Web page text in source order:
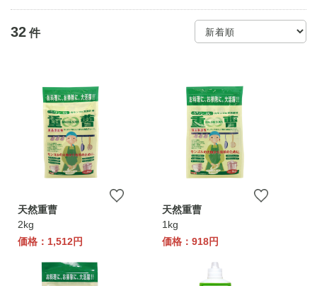
32 件
天然重曹
2kg
価格：1,512円
天然重曹
1kg
価格：918円